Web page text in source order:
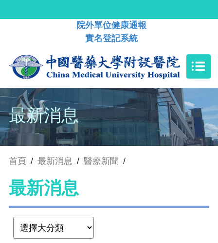
院外單位健康通報
實名登記系統
最新消息
首頁 / 最新消息 / 醫療新聞 /
最新消息